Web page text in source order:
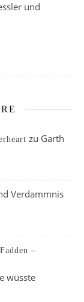
und
zu Garth
Verdammnis
–
wüsste